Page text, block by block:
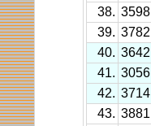
38. 3598
39. 3782
40. 3642
41. 3056
42. 3714
43. 3881